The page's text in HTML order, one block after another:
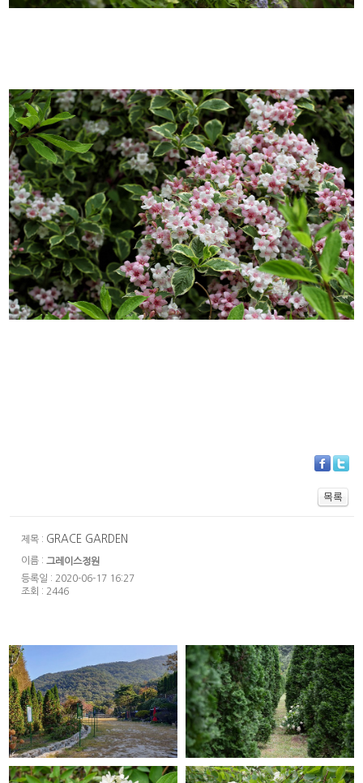
제목 : GRACE GARDEN
이름 : 그레이스정원
등록일 : 2020-06-17 16:27
조회 : 2446
GRACE GARDEN GRACE GARDEN